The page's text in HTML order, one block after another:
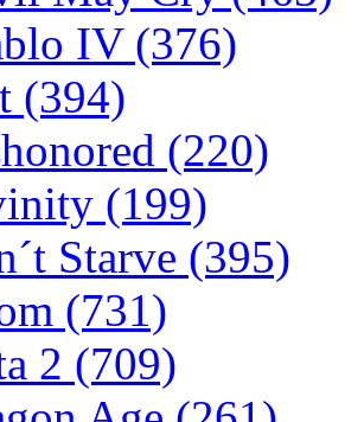
IV (376)
(394)
(220)
(199)
Starve (395)
(731)
2 (709)